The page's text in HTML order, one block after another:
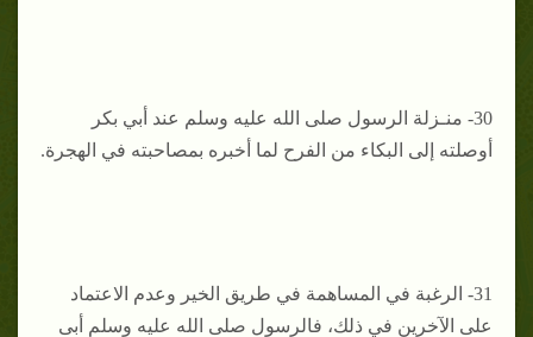
30- منـزلة الرسول صلى الله عليه وسلم عند أبي بكر
أوصلته إلى البكاء من الفرح لما أخبره بمصاحبته في الهجرة.
31- الرغبة في المساهمة في طريق الخير وعدم الاعتماد
على الآخرين في ذلك، فالرسول صلى الله عليه وسلم أبى